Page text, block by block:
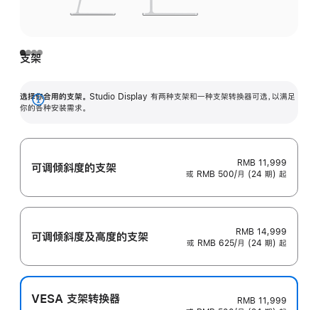
支架
选择你合用的支架。 Studio Display 有两种支架和一种支架转换器可选，以满足
你的各种安装需求。
展
可调倾斜度的支架
RMB 11,999
或 RMB 500/月 (24 期) 起
可调倾斜度及高‍度的支‍架
RMB 14,999
或 RMB 625/月 (24 期) 起
VESA 支架转换器
RMB 11,999